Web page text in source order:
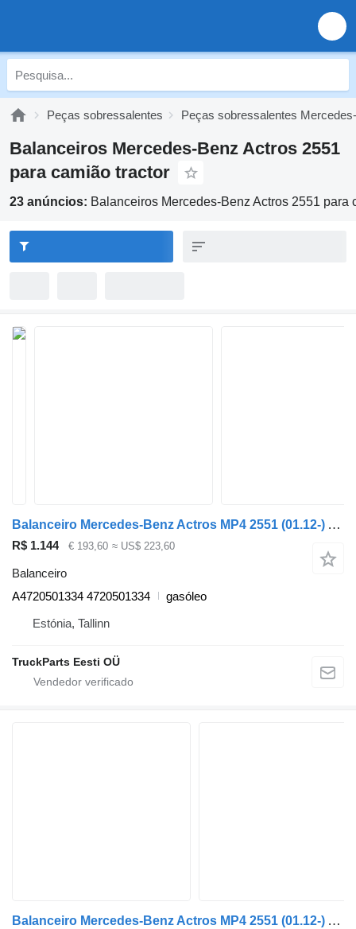
Peças sobressalentes Peças sobressalentes
Balanceiros Mercedes-Benz Actros 2551
para camião tractor
23 anúncios: Balanceiros Mercedes-Benz Actros 2551 para
Balanceiro Mercedes-Benz Actros MP4 2551 (01.12-) A4720501334 para camião tractor Mercedes-Benz Actros MP4 Antos Arocs (2012-)
R$ 1.144 € 193,60 ≈ US$ 223,60
Balanceiro
A4720501334 4720501334
gasóleo
Estónia, Tallinn
TruckParts Eesti OÜ
Balanceiro Mercedes-Benz Actros MP4 2551 (01.12-) A4720501334 para camião tractor Mercedes-Benz Actros MP4 Antos Arocs (2012-)